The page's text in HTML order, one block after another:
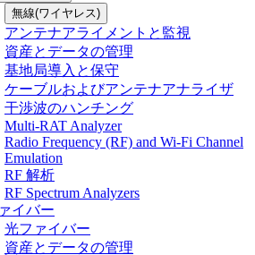
無線(ワイヤレス)
アンテナアライメントと監視
資産とデータの管理
基地局導入と保守
ケーブルおよびアンテナアナライザ
干渉波のハンチング
Multi-RAT Analyzer
Radio Frequency (RF) and Wi-Fi Channel
Emulation
RF 解析
RF Spectrum Analyzers
イバー
光ファイバー
資産とデータの管理